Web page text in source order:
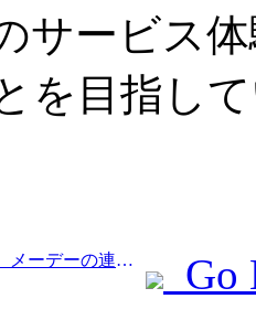
サービス
を目指し
Prev:長江デルタ鉄道は、メーデーの連休期間中に2138万人以上の乗客を輸送した。
Go